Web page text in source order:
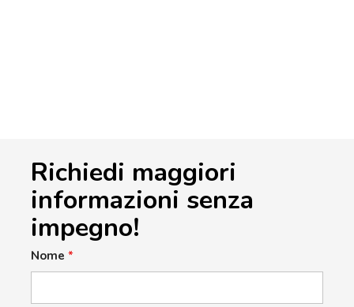
Richiedi maggiori
informazioni senza
impegno!
Nome *